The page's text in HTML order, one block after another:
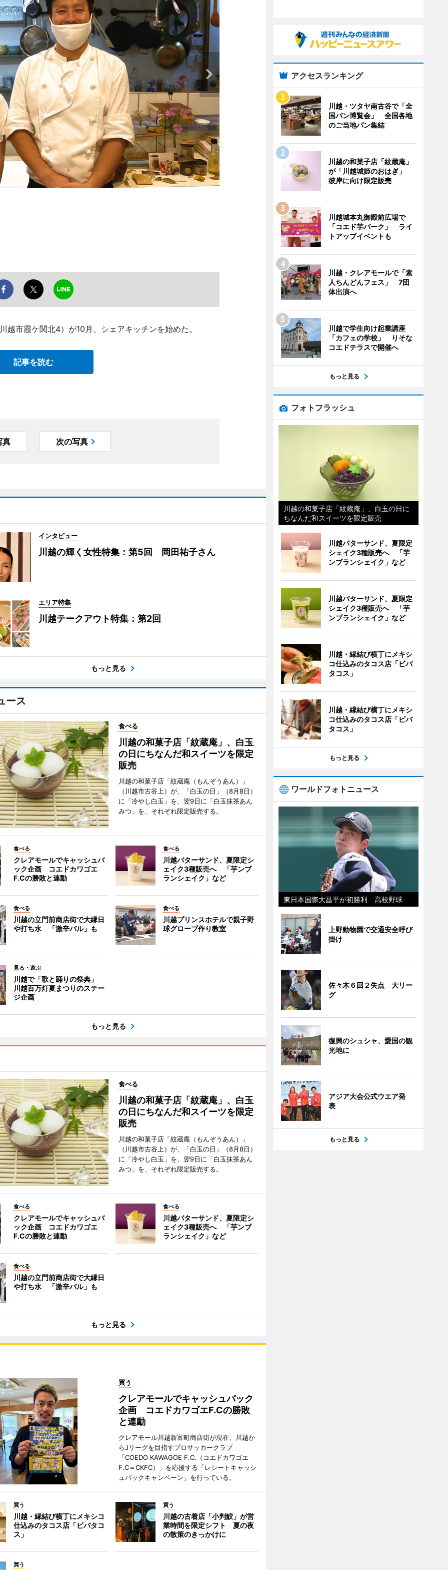
市霞ケ関北4）が10月、シェアキッチンを始めた。
記事を読む
真 次の写真
インタビュー
川越の輝く女性特集：第5回 岡田祐子さん
エリア特集
川越テークアウト特集：第2回
もっと見る
ース
食べる
川越の和菓子店「紋蔵庵」、白玉
の日にちなんだ和スイーツを限定
販売
川越の和菓子店「紋蔵庵（もんぞうあん）」
（川越市古谷上）が、「白玉の日」（8月8日）
に「冷やし白玉」を、翌9日に「白玉抹茶あん
みつ」を、それぞれ限定販売する。
食べる
クレアモールでキャッシュバ
ック企画 コエドカワゴエ
F.Cの勝敗と連動
食べる
川越バターサンド、夏限定シ
ェイク3種販売へ 「芋ンブ
ランシェイク」など
食べる
川越の立門前商店街で大縁日
や打ち水 「激辛バル」も
食べる
川越プリンスホテルで親子野
球グローブ作り教室
見る・遊ぶ
川越で「歌と踊りの祭典」
川越百万灯夏まつりのステー
ジ企画
もっと見る
食べる
川越の和菓子店「紋蔵庵」、白玉
の日にちなんだ和スイーツを限定
販売
川越の和菓子店「紋蔵庵（もんぞうあん）」
（川越市古谷上）が、「白玉の日」（8月8日）
に「冷やし白玉」を、翌9日に「白玉抹茶あん
みつ」を、それぞれ限定販売する。
食べる
クレアモールでキャッシュバ
ック企画 コエドカワゴエ
F.Cの勝敗と連動
食べる
川越バターサンド、夏限定シ
ェイク3種販売へ 「芋ンブ
ランシェイク」など
食べる
川越の立門前商店街で大縁日
や打ち水 「激辛バル」も
もっと見る
買う
クレアモールでキャッシュバック
企画 コエドカワゴエF.Cの勝敗
と連動
クレアモール川越新富町商店街が現在、川越か
らJリーグを目指すプロサッカークラブ
「COEDO KAWAGOE F.C.（コエドカワゴエ
F.C＝CKFC）」を応援する「レシートキャッシ
ュバックキャンペーン」を行っている。
買う
川越・縁結び横丁にメキシコ
仕込みのタコス店「ビバタコ
ス」
買う
川越の古着店「小判鮫」が営
業時間を限定シフト 夏の夜
の散策のきっかけに
買う
アクセスランキング
川越・ツタヤ南古谷で「全
国パン博覧会」 全国各地
のご当地パン集結
川越の和菓子店「紋蔵庵」
が「川越城姫のおはぎ」
彼岸に向け限定販売
川越城本丸御殿前広場で
「コエド芋パーク」 ライ
トアップイベントも
川越・クレアモールで「素
人ちんどんフェス」 7団
体出演へ
川越で学生向け起業講座
「カフェの学校」 りそな
コエドテラスで開催へ
もっと見る
フォトフラッシュ
川越の和菓子店「紋蔵庵」、白玉の日に
ちなんだ和スイーツを限定販売
川越バターサンド、夏限定
シェイク3種販売へ 「芋
ンブランシェイク」など
川越バターサンド、夏限定
シェイク3種販売へ 「芋
ンブランシェイク」など
川越・縁結び横丁にメキシ
コ仕込みのタコス店「ビバ
タコス」
川越・縁結び横丁にメキシ
コ仕込みのタコス店「ビバ
タコス」
もっと見る
ワールドフォトニュース
東日本国際大昌平が初勝利 高校野球
上野動物園で交通安全呼び
掛け
佐々木６回２失点 大リー
グ
復興のシュシャ、愛国の観
光地に
アジア大会公式ウエア発
表
もっと見る